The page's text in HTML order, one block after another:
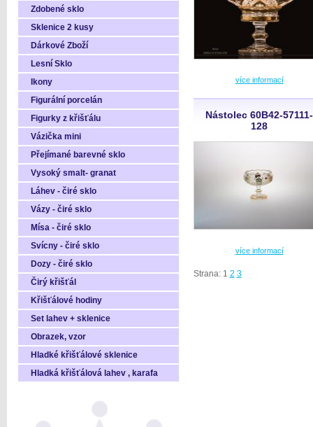
Zdobené sklo
Sklenice 2 kusy
Dárkové Zboží
Lesní Sklo
Ikony
Figurální porcelán
Figurky z křišťálu
Vázička mini
Přejímané barevné sklo
Vysoký smalt- granat
Láhev - čiré sklo
Vázy - čiré sklo
Mísa - čiré sklo
Svícny - čiré sklo
Dozy - čiré sklo
Čirý křišťál
Křišťálové hodiny
Set lahev + sklenice
Obrazek, vzor
Hladké křišťálové sklenice
Hladká křišťálová lahev , karafa
více informací
Nástolec 60B42-57111-
128
více informací
Strana: 1 2 3